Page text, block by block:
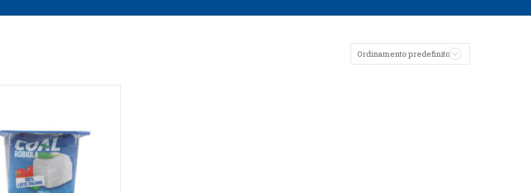
Ordinamento predefinito